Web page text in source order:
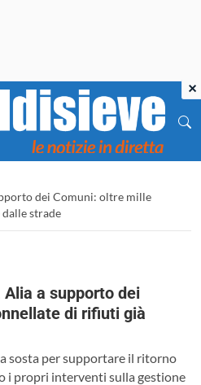
dei Comuni: oltre mille
strade
Alia a supporto dei
di rifiuti già
sosta per supportare il ritorno
i propri interventi sulla gestione
×